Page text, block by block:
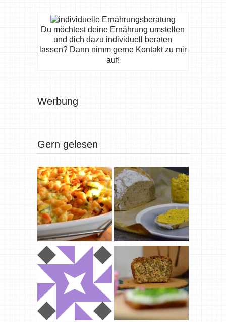
Du möchtest deine Ernährung umstellen
und dich dazu individuell beraten
lassen? Dann nimm gerne Kontakt zu mir
auf!
Werbung
Gern gelesen